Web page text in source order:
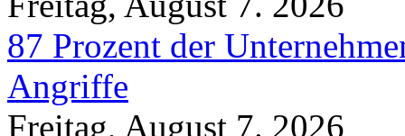
87 Prozent der
Angriffe
Freitag, August 7. 2026